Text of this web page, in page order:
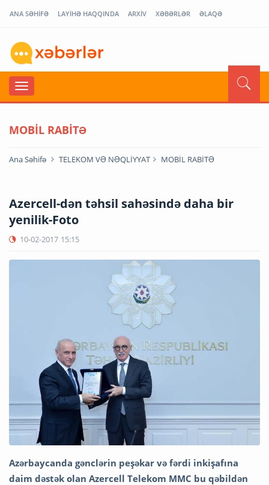
ANA SƏHİFƏ LAYİHƏ HAQQINDA ARXİV XƏBƏRLƏR ƏLAQƏ
MOBİL RABİTƏ
Ana Səhifə TELEKOM VƏ NƏQLİYYAT MOBİL RABİTƏ
Azercell-dən təhsil sahəsində daha bir
yenilik-Foto
10-02-2017 15:15
Azərbaycanda gənclərin peşəkar və fərdi inkişafına
daim dəstək olan Azercell Telekom MMC bu qəbildən